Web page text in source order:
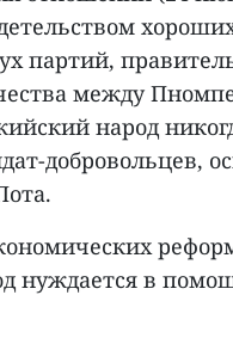
партий,
между
народ
добровольцев,
нуждается в